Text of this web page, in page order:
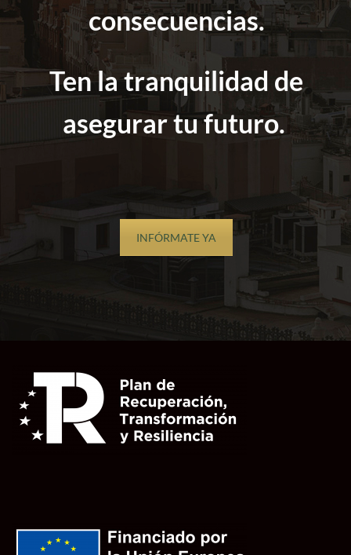
consecuencias.
Ten la tranquilidad de
asegurar tu futuro.
INFÓRMATE YA